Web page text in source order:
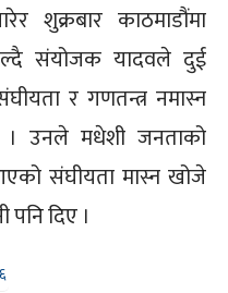
शुक्रबार काठमाडौंमा
संयोजक यादवले दुई
र गणतन्त्र नमास्न
। उनले मधेशी जनताको
संघीयता मास्न खोजे
दिए ।